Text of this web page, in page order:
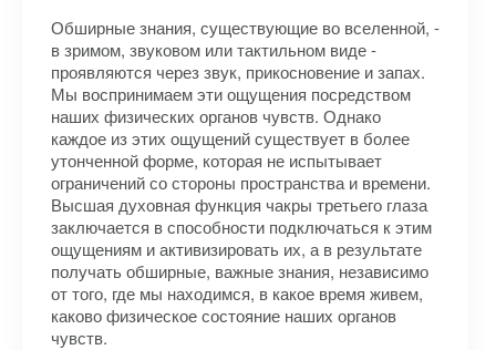
Обширные знания, существующие во вселенной, -
в зримом, звуковом или тактильном виде -
проявляются через звук, прикосновение и запах.
Мы воспринимаем эти ощущения посредством
наших физических органов чувств. Однако
каждое из этих ощущений существует в более
утонченной форме, которая не испытывает
ограничений со стороны пространства и времени.
Высшая духовная функция чакры третьего глаза
заключается в способности подключаться к этим
ощущениям и активизировать их, а в результате
получать обширные, важные знания, независимо
от того, где мы находимся, в какое время живем,
каково физическое состояние наших органов
чувств.